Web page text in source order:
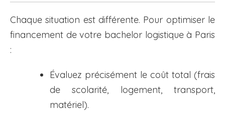
Chaque situation est différente. Pour optimiser le
financement de votre bachelor logistique à Paris
:
Évaluez précisément le coût total (frais
de scolarité, logement, transport,
matériel).